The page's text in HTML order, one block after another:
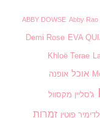
ABBY DOWSE Abby Rao
Demi Rose EVA
Khloë Terae
אוכל אופנה
ג'סליין מקסוול
פוטין זמרות